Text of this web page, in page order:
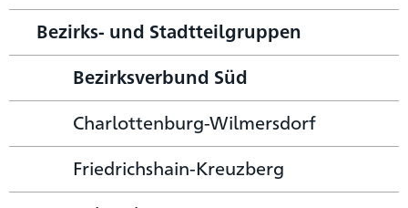
Bezirks- und Stadtteilgruppen
Bezirksverbund Süd
Charlottenburg-Wilmersdorf
Friedrichshain-Kreuzberg